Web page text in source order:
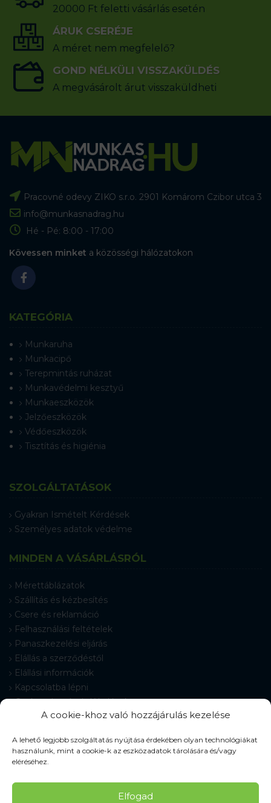
A cookie-khoz való hozzájárulás kezelése
A lehető legjobb szolgáltatás nyújtása érdekében olyan technológiákat
használunk, mint a cookie-k az eszközadatok tárolására és/vagy
eléréséhez.
Elfogad
20000 Ft feletti vásárlás esetén
ÁRUK CSERÉJE
A méret nem megfelelő?
GOND NÉLKÜLI VISSZAKÜLDÉS
A megvásárolt árut visszaküldheti
Pracovné odevy ZIKO s.r.o. 2901 Komárom Czibor utca 3
info@munkasnadrag.hu
Hé - Pé: 8:00 - 17:00
Kövessen minket a közösségi hálózatokon
KATEGÓRIA
Munkaruha
Munkacipő
Terepmintás ruházat
Munkavédelmi kesztyű
Munkaeszközök
Jelzőeszközök
Védőeszközök
Tisztítás és higiénia
SZOLGÁLTATÁSOK
Gyakran Ismételt Kérdések
Személyes adatok védelme
MINDEN A VÁSÁRLÁSRÓL
Mérettáblázatok
Szállítás és kézbesítés
Csere és reklamáció
Felhasználási feltételek
Panaszkezelési eljárás
Elállás a szerződéstől
Elállási információk
Kapcsolatba lépni
Gyakran Ismételt Kérdések
Cookie-beállítások